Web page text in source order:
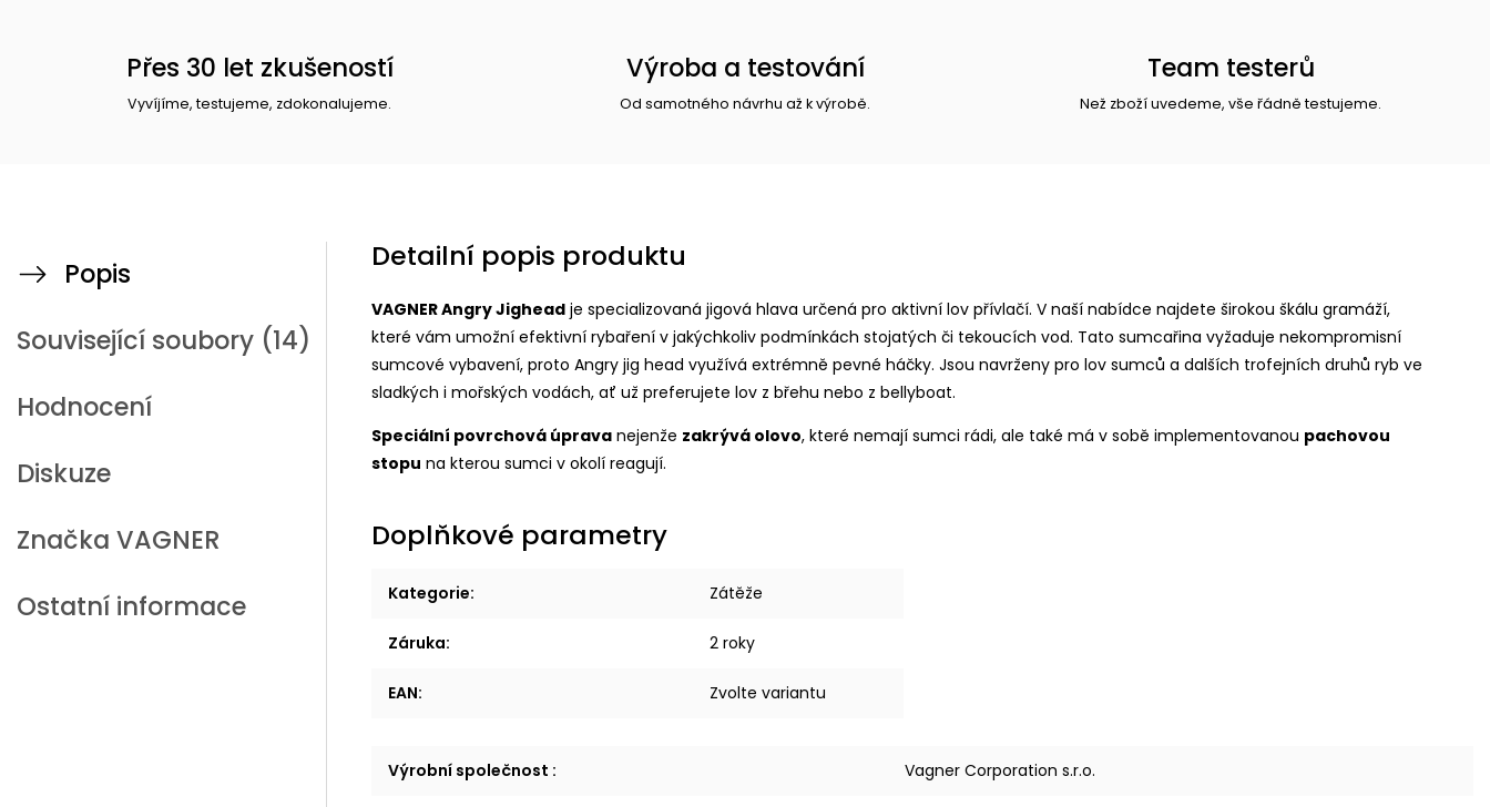
Přes 30 let zkušeností
Vyvíjíme, testujeme, zdokonalujeme.
Výroba a testování
Od samotného návrhu až k výrobě.
Team testerů
Než zboží uvedeme, vše řádně testujeme.
Popis
Související soubory (14)
Hodnocení
Diskuze
Značka VAGNER
Ostatní informace
Detailní popis produktu
VAGNER Angry Jighead je specializovaná jigová hlava určená pro aktivní lov přívlačí. V naší nabídce najdete širokou škálu gramáží,
které vám umožní efektivní rybaření v jakýchkoliv podmínkách stojatých či tekoucích vod. Tato sumcařina vyžaduje nekompromisní
sumcové vybavení, proto Angry jig head využívá extrémně pevné háčky. Jsou navrženy pro lov sumců a dalších trofejních druhů ryb ve
sladkých i mořských vodách, ať už preferujete lov z břehu nebo z bellyboat.
Speciální povrchová úprava nejenže zakrývá olovo, které nemají sumci rádi, ale také má v sobě implementovanou pachovou
stopu na kterou sumci v okolí reagují.
Doplňkové parametry
Kategorie: Zátěže
Záruka: 2 roky
EAN: Zvolte variantu
Výrobní společnost : Vagner Corporation s.r.o.